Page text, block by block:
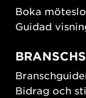
Boka
Guidad
Bidrag och